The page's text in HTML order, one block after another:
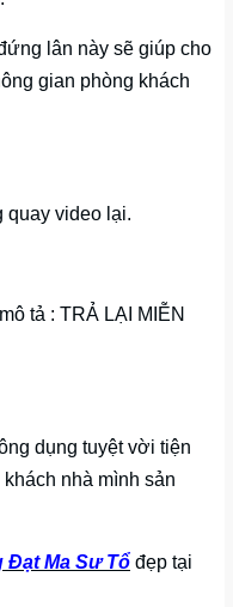
lân này sẽ giúp cho
gian phòng khách
quay video lại.
tả : TRẢ LẠI MIỄN
dụng tuyệt vời tiện
nhà mình sản
Đạt Ma Sư Tổ đẹp tại